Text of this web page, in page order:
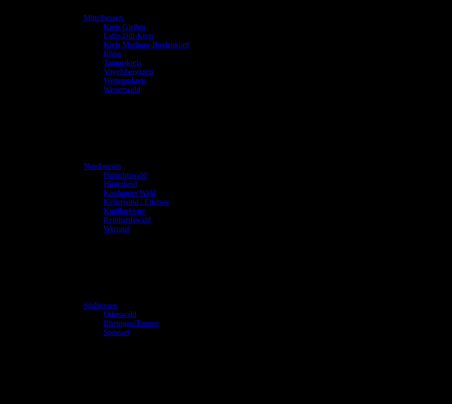
Mittelhessen
Kreis Gießen
Lahn-Dill-Kreis
Kreis Marburg-Biedenkopf
Rhön
Taunuskreis
Vogelsbergkreis
Wetteraukreis
Westerwald
Nordhessen
Habichtswald
Hinterland
Kaufunger Wald
Kellerwald / Edersee
Knüllgebirge
Reinhardswald
Werratal
Südhessen
Odenwald
Rheingau/Taunus
Spessart